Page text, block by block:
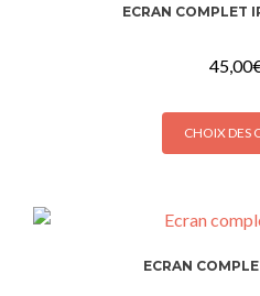
ECRAN COMPLET
45,00
CHOIX DES
ECRAN